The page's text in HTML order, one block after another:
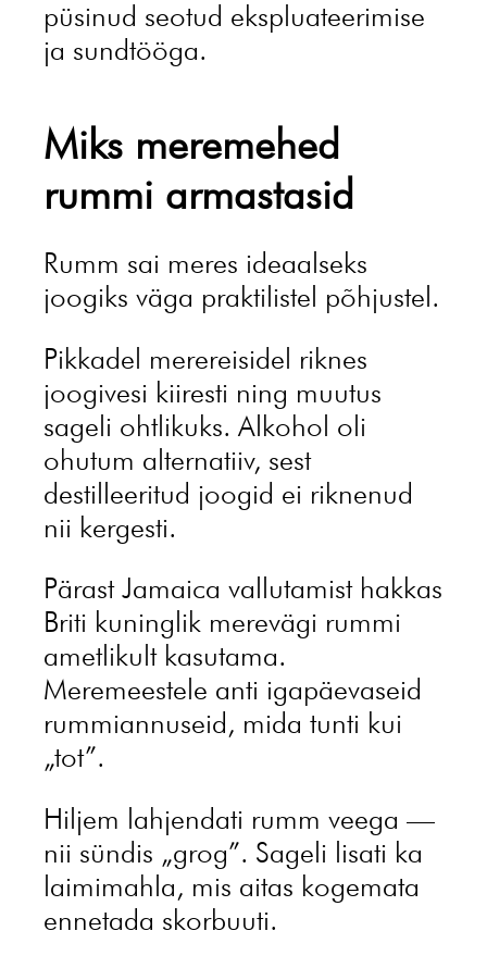
püsinud seotud ekspluateerimise
ja sundtööga.
Miks meremehed
rummi armastasid
Rumm sai meres ideaalseks
joogiks väga praktilistel põhjustel.
Pikkadel merereisidel riknes
joogivesi kiiresti ning muutus
sageli ohtlikuks. Alkohol oli
ohutum alternatiiv, sest
destilleeritud joogid ei riknenud
nii kergesti.
Pärast Jamaica vallutamist hakkas
Briti kuninglik merevägi rummi
ametlikult kasutama.
Meremeestele anti igapäevaseid
rummiannuseid, mida tunti kui
„tot”.
Hiljem lahjendati rumm veega —
nii sündis „grog”. Sageli lisati ka
laimimahla, mis aitas kogemata
ennetada skorbuuti.